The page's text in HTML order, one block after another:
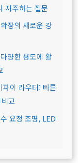
자주하는 질문
장의 새로운 강
양한 용도에 활
이 라우터: 빠른
교
요정 조명, LED